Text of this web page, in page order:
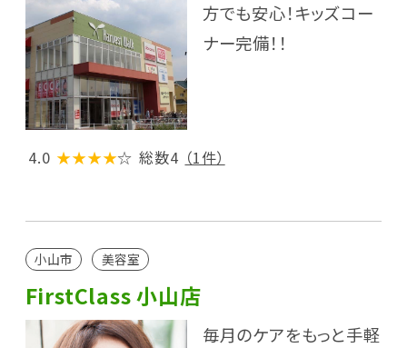
方でも安心！キッズコー
ナー完備！！
4.0 ★★★★☆ 総数4 （1件）
小山市 美容室
FirstClass 小山店
毎月のケアをもっと手軽